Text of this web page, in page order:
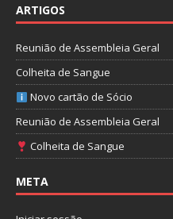
ARTIGOS
Reunião de Assembleia Geral
Colheita de Sangue
Novo cartão de Sócio
Reunião de Assembleia Geral
Colheita de Sangue
META